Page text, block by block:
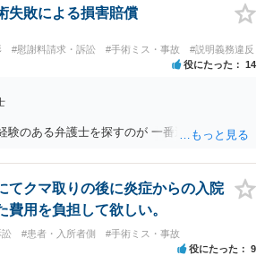
強くお勧めいたします。
失敗による損害賠償
#慰謝料請求・訴訟 #手術ミス・事故 #説明義務違反
役にたった 14
験のある弁護士を探すのが 一番近道だね。
てクマ取りの後に炎症からの入院
費用を負担して欲しい。
訟 #患者・入所者側 #手術ミス・事故
役にたった 9